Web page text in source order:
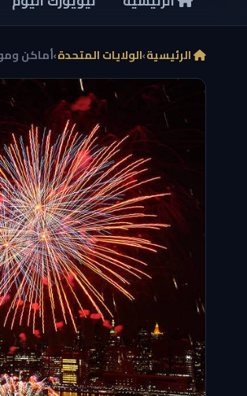
الرئيسية›الولايات المتحدة›أماكن